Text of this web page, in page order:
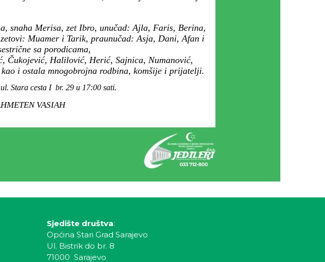
snaha Merisa, zet Ibro, unučad: Ajla, Faris, Berina,
Muamer i Tarik, praunučad: Asja, Dani, Afan i
sa porodicama,
Čukojević, Halilović, Herić, Sajnica, Numanović,
i ostala mnogobrojna rodbina, komšije i prijatelji.
Stara cesta I br. 29 u 17:00 sati.
VASIAH
Sjedište društva:
Općina Stari Grad Sarajevo
Ul. Bistrik do br. 8
71000 Sarajevo